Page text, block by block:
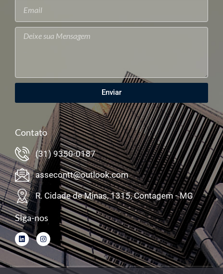
Enviar
Contato
(31) 9350-0187
assecontt@outlook.com
R. Cidade de Minas, 1315, Contagem - MG
Siga-nos